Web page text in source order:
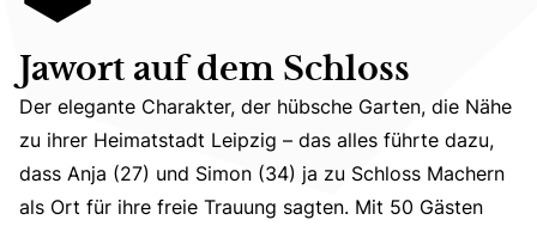
Jawort auf dem Schloss
Der elegante Charakter, der hübsche Garten, die Nähe
Der elegante Charakter, der hübsche Garten, die Nähe
zu ihrer Heimatstadt Leipzig – das alles führte dazu,
dass Anja (27) und Simon (34) ja zu Schloss Machern
als Ort für ihre freie Trauung sagten. Mit 50 Gästen